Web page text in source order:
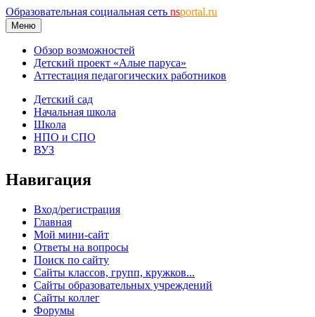
Образовательная социальная сеть nsportal.ru
Меню
Обзор возможностей
Детский проект «Алые паруса»
Аттестация педагогических работников
Детский сад
Начальная школа
Школа
НПО и СПО
ВУЗ
Навигация
Вход/регистрация
Главная
Мой мини-сайт
Ответы на вопросы
Поиск по сайту
Сайты классов, групп, кружков...
Сайты образовательных учреждений
Сайты коллег
Форумы